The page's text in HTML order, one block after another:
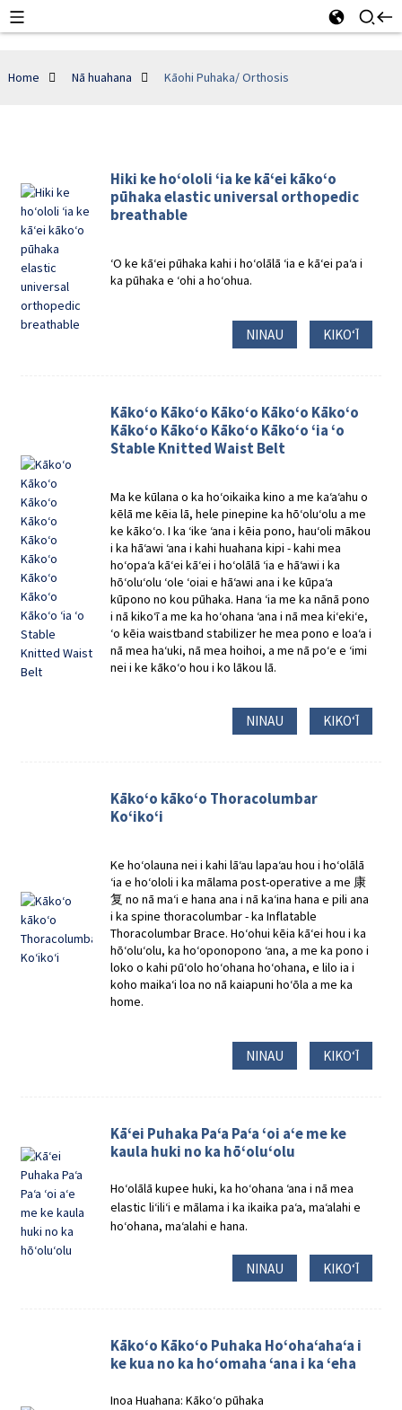
Home Nā huahana Kāohi Puhaka/ Orthosis
Hiki ke hoʻololi ʻia ke kāʻei kākoʻo
pūhaka elastic universal orthopedic
breathable
ʻO ke kāʻei pūhaka kahi i hoʻolālā ʻia e kāʻei paʻa i
ka pūhaka e ʻohi a hoʻohua.
NINAU KIKOʻĪ
Kākoʻo Kākoʻo Kākoʻo Kākoʻo Kākoʻo
Kākoʻo Kākoʻo Kākoʻo Kākoʻo ʻia ʻo
Stable Knitted Waist Belt
Ma ke kūlana o ka hoʻoikaika kino a me kaʻaʻahu o
kēlā me kēia lā, hele pinepine ka hōʻoluʻolu a me
ke kākoʻo. I ka ʻike ʻana i kēia pono, hauʻoli mākou
i ka hāʻawi ʻana i kahi huahana kipi - kahi mea
hoʻopaʻa kāʻei kāʻei i hoʻolālā ʻia e hāʻawi i ka
hōʻoluʻolu ʻole ʻoiai e hāʻawi ana i ke kūpaʻa
kūpono no kou pūhaka. Hana ʻia me ka nānā pono
i nā kikoʻī a me ka hoʻohana ʻana i nā mea kiʻekiʻe,
ʻo kēia waistband stabilizer he mea pono e loaʻa i
nā mea haʻuki, nā mea hoihoi, a me nā poʻe e ʻimi
nei i ke kākoʻo hou i ko lākou lā.
NINAU KIKOʻĪ
Kākoʻo kākoʻo Thoracolumbar
Koʻikoʻi
Ke hoʻolauna nei i kahi lāʻau lapaʻau hou i hoʻolālā
ʻia e hoʻololi i ka mālama post-operative a me 康
复 no nā maʻi e hana ana i nā kaʻina hana e pili ana
i ka spine thoracolumbar - ka Inflatable
Thoracolumbar Brace. Hoʻohui kēia kāʻei hou i ka
hōʻoluʻolu, ka hoʻoponopono ʻana, a me ka pono i
loko o kahi pūʻolo hoʻohana hoʻohana, e lilo ia i
koho maikaʻi loa no nā kaiapuni hoʻōla a me ka
home.
NINAU KIKOʻĪ
Kāʻei Puhaka Paʻa Paʻa ʻoi aʻe me ke
kaula huki no ka hōʻoluʻolu
Hoʻolālā kupee huki, ka hoʻohana ʻana i nā mea
elastic liʻiliʻi e mālama i ka ikaika paʻa, maʻalahi e
hoʻohana, maʻalahi e hana.
NINAU KIKOʻĪ
Kākoʻo Kākoʻo Puhaka Hoʻohaʻahaʻa i
ke kua no ka hoʻomaha ʻana i ka ʻeha
Inoa Huahana: Kākoʻo pūhaka